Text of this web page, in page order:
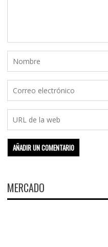
MERCADO